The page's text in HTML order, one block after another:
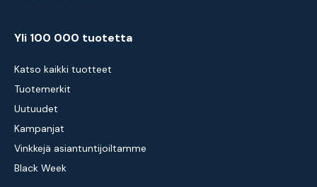
Yli 100 000 tuotetta
Katso kaikki tuotteet
Tuotemerkit
Uutuudet
Kampanjat
Vinkkejä asiantuntijoiltamme
Black Week